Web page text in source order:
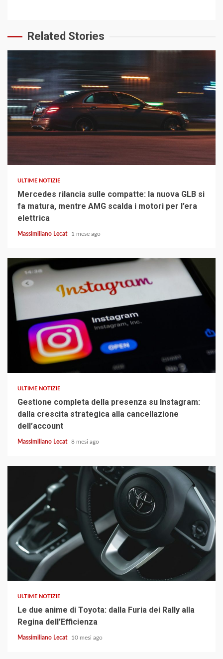
Related Stories
ULTIME NOTIZIE
Mercedes rilancia sulle compatte: la nuova GLB si
fa matura, mentre AMG scalda i motori per l’era
elettrica
Massimiliano Lecat 1 mese ago
4 min read
ULTIME NOTIZIE
Gestione completa della presenza su Instagram:
dalla crescita strategica alla cancellazione
dell’account
Massimiliano Lecat 8 mesi ago
3 min read
ULTIME NOTIZIE
Le due anime di Toyota: dalla Furia dei Rally alla
Regina dell’Efficienza
Massimiliano Lecat 10 mesi ago